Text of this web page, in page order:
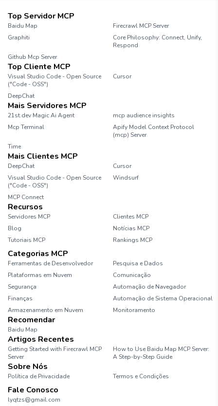
Top Servidor MCP
Baidu Map
Firecrawl MCP Server
Graphiti
Core Philosophy: Connect, Unify,
Respond
Github Mcp Server
Top Cliente MCP
Visual Studio Code - Open Source
("Code - OSS")
Cursor
DeepChat
Mais Servidores MCP
21st.dev Magic Ai Agent
mcp audience insights
Mcp Terminal
Apify Model Context Protocol
(mcp) Server
Time
Mais Clientes MCP
DeepChat
Cursor
Visual Studio Code - Open Source
("Code - OSS")
Windsurf
MCP Connect
Recursos
Servidores MCP
Clientes MCP
Blog
Notícias MCP
Tutoriais MCP
Rankings MCP
Categorias MCP
Ferramentas de Desenvolvedor
Pesquisa e Dados
Plataformas em Nuvem
Comunicação
Segurança
Automação de Navegador
Finanças
Automação de Sistema Operacional
Armazenamento em Nuvem
Monitoramento
Recomendar
Baidu Map
Artigos Recentes
Getting Started with Firecrawl MCP
Server
How to Use Baidu Map MCP Server:
A Step-by-Step Guide
Sobre Nós
Política de Privacidade Termos e Condições
Fale Conosco
lyqtzs@gmail.com